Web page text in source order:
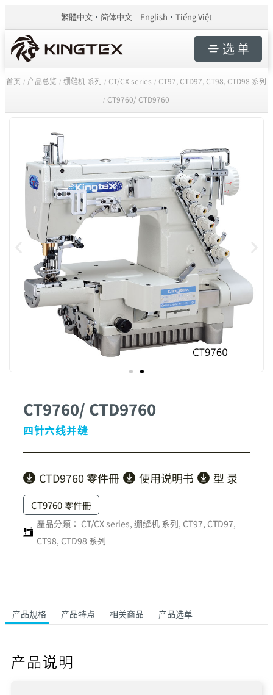
繁體中文 简体中文 English Tiếng Việt
选 单
首页 / 产品总览 / 绷缝机 系列 / CT/CX series / CT97, CTD97, CT98, CTD98 系列
/ CT9760/ CTD9760
CT9760/ CTD9760
四针六线并缝
CTD9760 零件冊 使用说明书 型 录
CT9760 零件冊
產品分類： CT/CX series, 绷缝机 系列, CT97, CTD97,
CT98, CTD98 系列
产品规格 产品特点 相关商品 产品选单
产品说明